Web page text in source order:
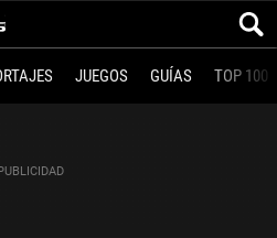
JUEGOS GUÍAS TOP 100